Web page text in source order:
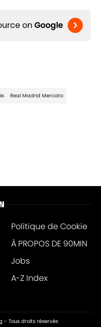
on Google
Real Madrid Mercato
Politique de Cookie
À PROPOS DE 90MIN
Jobs
A-Z Index
- Tous droits réservés